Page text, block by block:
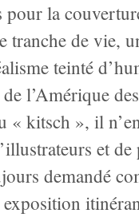
pour la
tranche de vie,
teinté
l’Amérique
« kitsch », il
et
demandé